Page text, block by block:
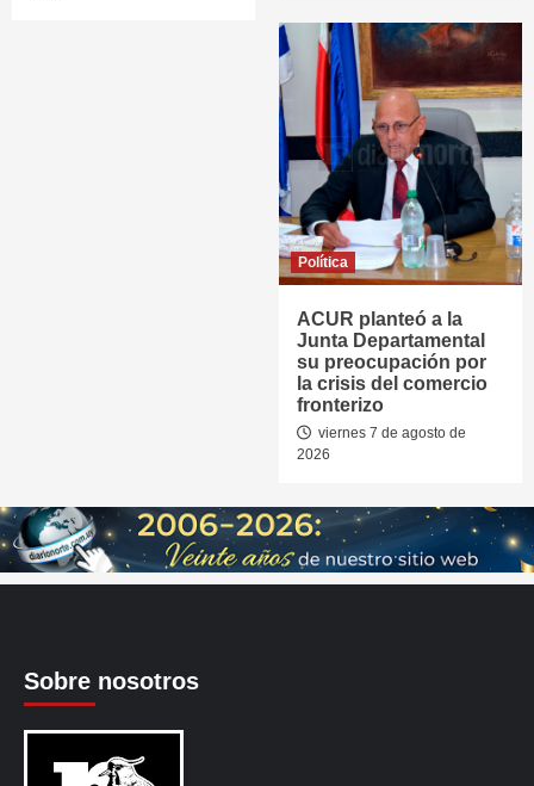
Política
ACUR planteó a la
Junta Departamental
su preocupación por
la crisis del comercio
fronterizo
viernes 7 de agosto de
2026
Sobre nosotros